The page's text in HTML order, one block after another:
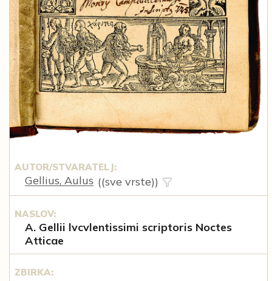
AUTOR/STVARATELJ:
Gellius, Aulus ((sve vrste))
NASLOV:
A. Gellii lvcvlentissimi scriptoris Noctes
Atticae
ZBIRKA: